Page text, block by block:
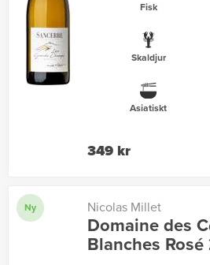
Fisk
Skaldjur
Asiatiskt
349 kr
Ny Nicolas Millet
Domaine des
Blanches